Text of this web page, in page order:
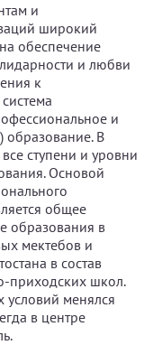
и
широкий
обеспечение
и любви
к
и
образование. В
ступени и уровни
Основой
общее
образования в
мектебов и
в состав
приходских школ.
условий менялся
в центре